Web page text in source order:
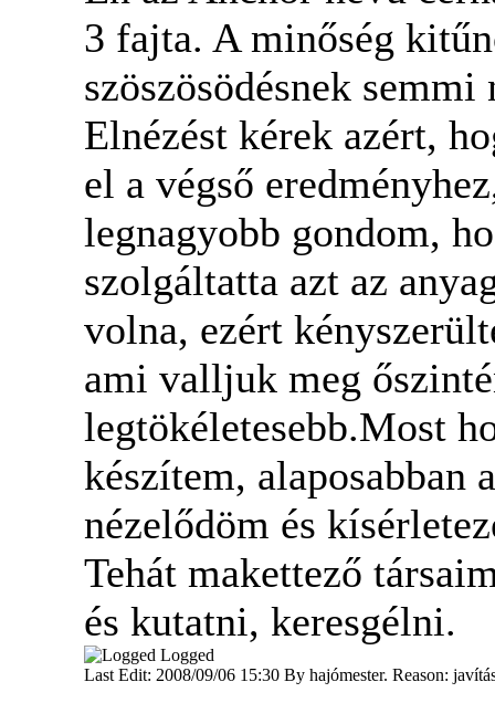
3 fajta. A minőség
szöszösödésnek semmi
Elnézést kérek azért,
el a végső
legnagyobb gondom,
szolgáltatta azt az
volna, ezért
ami valljuk meg
legtökéletesebb.Most
készítem, alaposabban
nézelődöm és
Tehát makettező
és kutatni, keresgélni.
Logged
Last Edit: 2008/09/06 15:30 By hajómester. Reason: